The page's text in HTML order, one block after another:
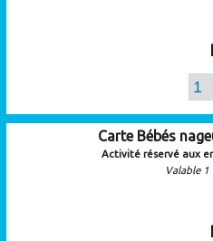
Carte Bébés
Activité réservé aux
Valable 1